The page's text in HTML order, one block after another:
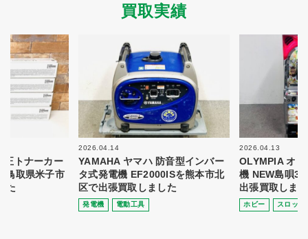
新着情報
プライバシーポリシー
規約・同意書
本人確認書類アップロード
梱包
ガイド
法人の
お客様へ
買取実績
トナーカー
鳥取県米子市
た
2026.04.14
YAMAHA ヤマハ 防音型インバー
タ式発電機 EF2000ISを熊本市北
区で出張買取しました
発電機 電動⼯具
2026.04.13
OLYMPIA オ
機 NEW島唄
出張買取しま
ホビー スロット